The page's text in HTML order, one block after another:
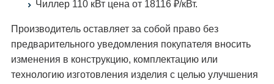
Чиллер 110 кВт цена от 18116 ₽/кВт.
Производитель оставляет за собой право без
предварительного уведомления покупателя вносить
изменения в конструкцию, комплектацию или
технологию изготовления изделия с целью улучшения